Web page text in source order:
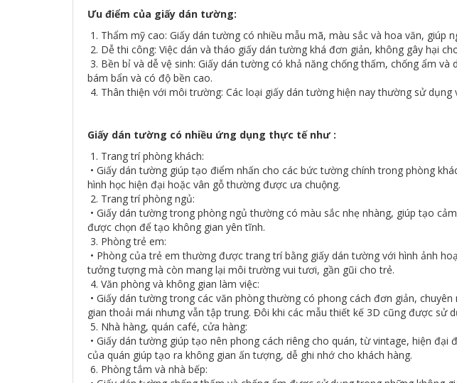
Ưu điểm của giấy dán tường:
1. Thẩm mỹ cao: Giấy dán tường có nhiều mẫu mã, màu sắc và hoa văn,
2. Dễ thi công: Việc dán và tháo giấy dán tường khá đơn giản, không gây hại
3. Bền bỉ và dễ vệ sinh: Giấy dán tường có khả năng chống thấm, chống ẩm
bám bẩn và có độ bền cao.
4. Thân thiện với môi trường: Các loại giấy dán tường hiện nay thường sử
Giấy dán tường có nhiều ứng dụng thực tế như :
1. Trang trí phòng khách:
• Giấy dán tường giúp tạo điểm nhấn cho các bức tường chính trong phòng
hình học hiện đại hoặc vân gỗ thường được ưa chuộng.
2. Trang trí phòng ngủ:
• Giấy dán tường trong phòng ngủ thường có màu sắc nhẹ nhàng, giúp tạo
được chọn để tạo không gian yên tĩnh.
3. Phòng trẻ em:
• Phòng của trẻ em thường được trang trí bằng giấy dán tường với hình ảnh
tưởng tượng mà còn mang lại môi trường vui tươi, gần gũi cho trẻ.
4. Văn phòng và không gian làm việc:
• Giấy dán tường trong các văn phòng thường có phong cách đơn giản,
gian thoải mái nhưng vẫn tập trung. Đôi khi các mẫu thiết kế 3D cũng được sử
5. Nhà hàng, quán café, cửa hàng:
• Giấy dán tường giúp tạo nên phong cách riêng cho quán, từ vintage, hiện
của quán giúp tạo ra không gian ấn tượng, dễ ghi nhớ cho khách hàng.
6. Phòng tắm và nhà bếp: